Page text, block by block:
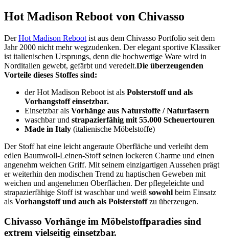
Hot Madison Reboot von Chivasso
DerHot Madison Reboot ist aus dem Chivasso Portfolio seit dem
Jahr 2000 nicht mehr wegzudenken. Der elegant sportive Klassiker
ist italienischen Ursprungs, denn die hochwertige Ware wird in
Norditalien gewebt, gefärbt und veredelt.Die überzeugenden
Vorteile dieses Stoffes sind:
der Hot Madison Reboot ist als Polsterstoff und als
Vorhangstoff einsetzbar.
Einsetzbar als Vorhänge aus Naturstoffe / Naturfasern
waschbar und strapazierfähig mit 55.000 Scheuertouren
Made in Italy (italienische Möbelstoffe)
Der Stoff hat eine leicht angeraute Oberfläche und verleiht dem
edlen Baumwoll-Leinen-Stoff seinen lockeren Charme und einen
angenehm weichen Griff. Mit seinem einzigartigen Aussehen prägt
er weiterhin den modischen Trend zu haptischen Geweben mit
weichen und angenehmen Oberflächen. Der pflegeleichte und
strapazierfähige Stoff ist waschbar und weiß sowohl beim Einsatz
als Vorhangstoff und auch als Polsterstoffzu überzeugen.
Chivasso Vorhänge im Möbelstoffparadies sind
extrem vielseitig einsetzbar.